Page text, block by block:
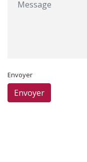
Envoyer
Envoyer